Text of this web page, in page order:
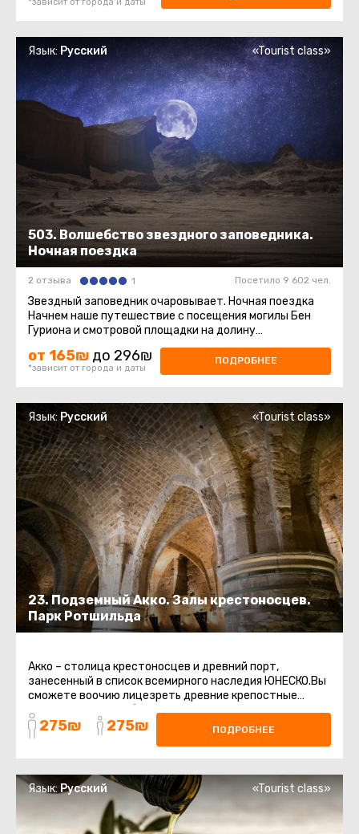
*зависит от города и даты
503. Волшебство звездного заповедника.
Ночная поездка
Язык: Русский «Tourist class»
2 отзыва 1 Посетило 9 602 чел.
Звездный заповедник очаровывает. Ночная поездка
Начнем наше путешествие с посещения могилы Бен
Гуриона и смотровой площадки на долину
Цин.Эксклюзивно! Узнаем тайну ...
от 165₪ до 296₪
*зависит от города и даты
ПОДРОБНЕЕ
23. Подземный Акко. Залы крестоносцев.
Парк Ротшильда
Язык: Русский «Tourist class»
Акко – столица крестоносцев и древний порт,
занесенный в список всемирного наследия ЮНЕСКО.Вы
сможете воочию лицезреть древние крепостные
стены, восточный базар, старинные ...
275₪ 275₪ ПОДРОБНЕЕ
Язык: Русский «Tourist class»